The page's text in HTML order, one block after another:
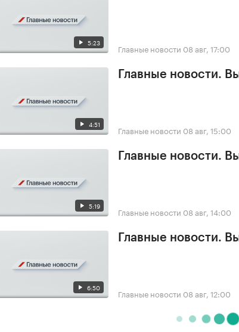
5:23 Главные новости 08 авг, 17:00
4:51
Главные новости.
Главные новости 08 авг, 15:00
5:19
Главные новости.
Главные новости 08 авг, 14:00
6:50
Главные новости.
Главные новости 08 авг, 12:00